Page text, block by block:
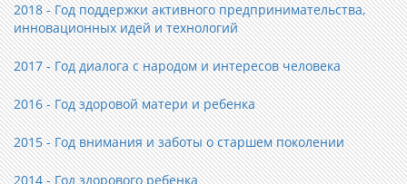
2018 - Год поддержки активного предпринимательства,
инновационных идей и технологий
2017 - Год диалога с народом и интересов человека
2016 - Год здоровой матери и ребенка
2015 - Год внимания и заботы о старшем поколении
2014 - Год здорового ребенка